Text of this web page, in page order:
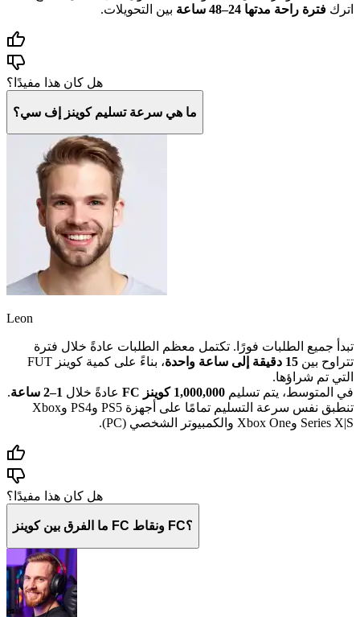
اترك فترة راحة مدتها 24–48 ساعة بين التحويلات.
هل كان هذا مفيدًا؟
ما هي سرعة تسليم كوينز إف سي؟
Leon
تبدأ جميع الطلبات فورًا. تكتمل معظم الطلبات عادةً خلال فترة
تتراوح بين 15 دقيقة إلى ساعة واحدة
، بناءً على كمية كوينز FUT
التي تم شراؤها.
في المتوسط، يتم تسليم 1,000,000 كوينز FC عادةً خلال 1–2 ساعة
.
تنطبق نفس سرعة التسليم تمامًا على أجهزة PS5 وPS4 وXbox
Series X|S وXbox One والكمبيوتر الشخصي (PC).
هل كان هذا مفيدًا؟
ما الفرق بين كوينز FC ونقاط FC؟